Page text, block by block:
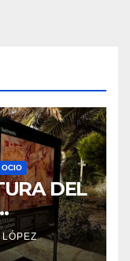
OCIO
DEL